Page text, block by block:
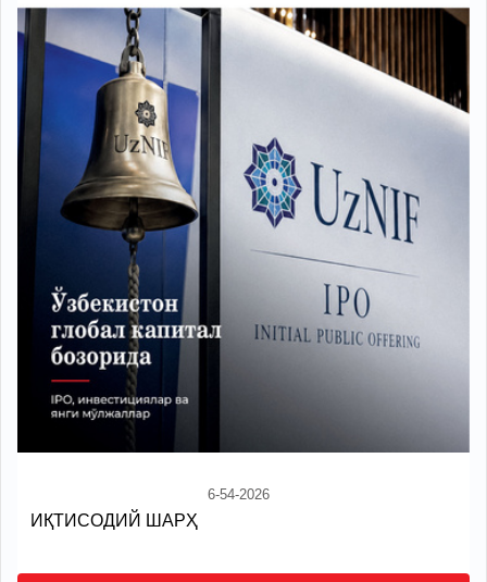
6-54-2026
ИҚТИСОДИЙ ШАРҲ